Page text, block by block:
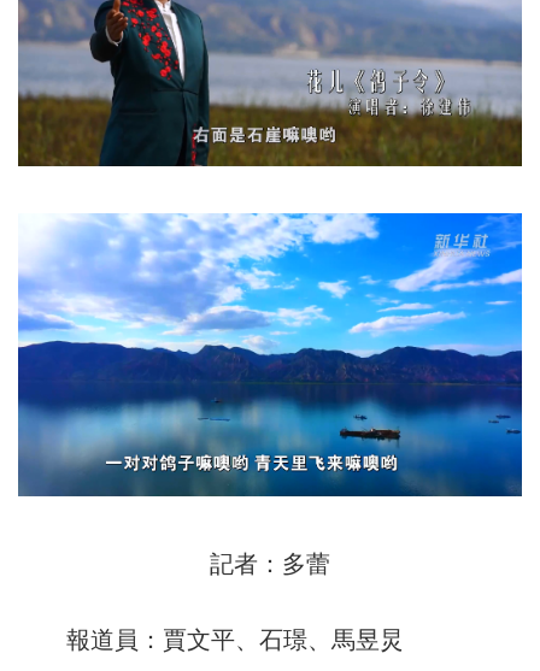
記者：多蕾
報道員：賈文平、石璟、馬昱炅